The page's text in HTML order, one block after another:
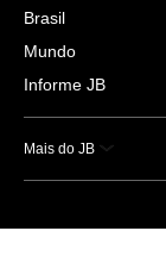
Brasil
Mundo
Informe JB
Mais do JB
Esportes